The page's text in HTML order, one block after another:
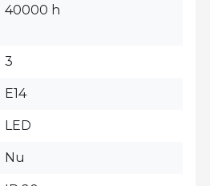
40000 h
3
E14
LED
Nu